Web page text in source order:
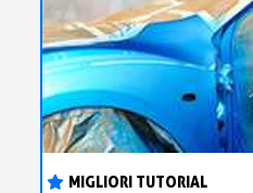
MIGLIORI TUTORIAL